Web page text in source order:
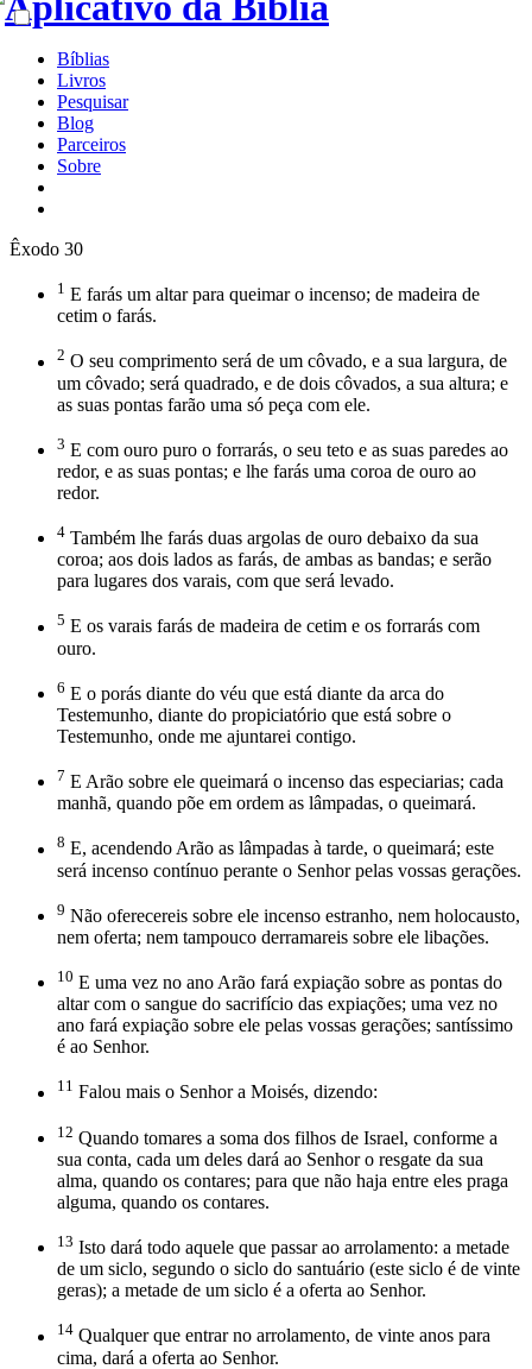
Bíblias
Livros
Pesquisar
Blog
Parceiros
Sobre
Êxodo 30
1 E farás um altar para queimar o incenso; de madeira de
cetim o farás.
2 O seu comprimento será de um côvado, e a sua largura, de
um côvado; será quadrado, e de dois côvados, a sua altura; e
as suas pontas farão uma só peça com ele.
3 E com ouro puro o forrarás, o seu teto e as suas paredes ao
redor, e as suas pontas; e lhe farás uma coroa de ouro ao
redor.
4 Também lhe farás duas argolas de ouro debaixo da sua
coroa; aos dois lados as farás, de ambas as bandas; e serão
para lugares dos varais, com que será levado.
5 E os varais farás de madeira de cetim e os forrarás com
ouro.
6 E o porás diante do véu que está diante da arca do
Testemunho, diante do propiciatório que está sobre o
Testemunho, onde me ajuntarei contigo.
7 E Arão sobre ele queimará o incenso das especiarias; cada
manhã, quando põe em ordem as lâmpadas, o queimará.
8 E, acendendo Arão as lâmpadas à tarde, o queimará; este
será incenso contínuo perante o Senhor pelas vossas gerações.
9 Não oferecereis sobre ele incenso estranho, nem holocausto,
nem oferta; nem tampouco derramareis sobre ele libações.
10 E uma vez no ano Arão fará expiação sobre as pontas do
altar com o sangue do sacrifício das expiações; uma vez no
ano fará expiação sobre ele pelas vossas gerações; santíssimo
é ao Senhor.
11 Falou mais o Senhor a Moisés, dizendo:
12 Quando tomares a soma dos filhos de Israel, conforme a
sua conta, cada um deles dará ao Senhor o resgate da sua
alma, quando os contares; para que não haja entre eles praga
alguma, quando os contares.
13 Isto dará todo aquele que passar ao arrolamento: a metade
de um siclo, segundo o siclo do santuário (este siclo é de vinte
geras); a metade de um siclo é a oferta ao Senhor.
14 Qualquer que entrar no arrolamento, de vinte anos para
cima, dará a oferta ao Senhor.